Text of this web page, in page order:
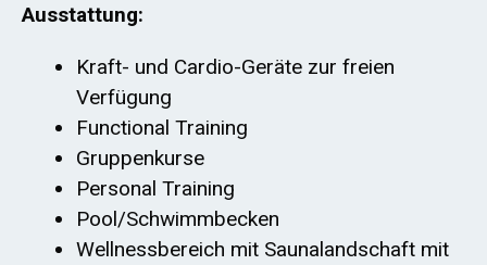
Ausstattung:
Kraft- und Cardio-Geräte zur freien
Verfügung
Functional Training
Gruppenkurse
Personal Training
Pool/Schwimmbecken
Wellnessbereich mit Saunalandschaft mit